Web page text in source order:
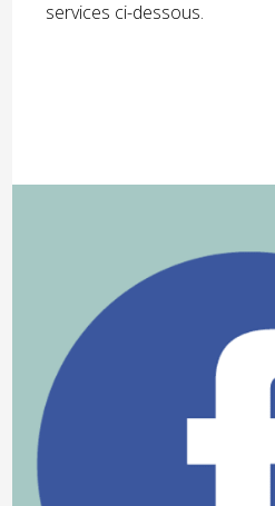
services ci-dessous.